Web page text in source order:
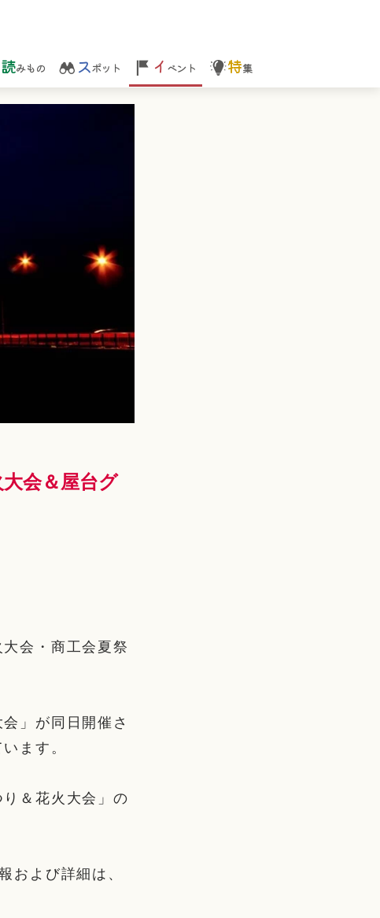
読みもの スポット イ ベント 特集
会＆屋台グ
会・商工会夏祭
」が同日開催さ
ます。
＆花火大会」の
および詳細は、